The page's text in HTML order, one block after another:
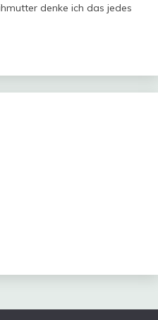
denke ich das jedes